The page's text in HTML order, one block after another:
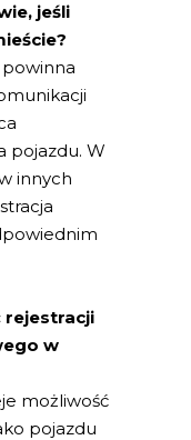
jeśli
pojazdu. W
innych
rejestracji
w
możliwość
pojazdu